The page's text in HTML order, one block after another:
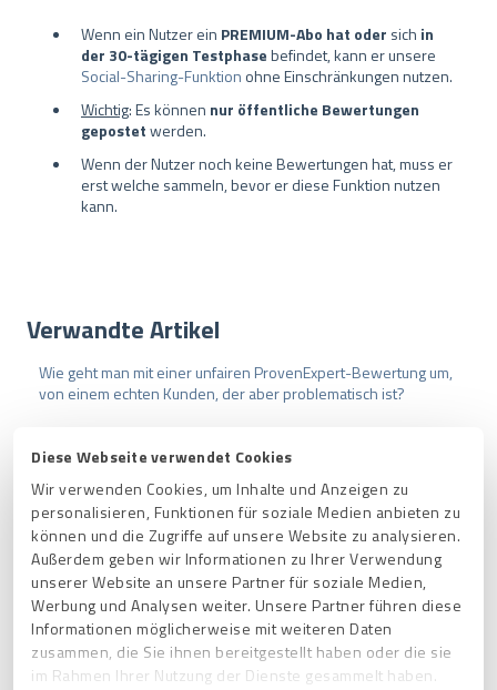
Diese Webseite verwendet Cookies
Wir verwenden Cookies, um Inhalte und Anzeigen zu
personalisieren, Funktionen für soziale Medien anbieten zu
können und die Zugriffe auf unsere Website zu analysieren.
Außerdem geben wir Informationen zu Ihrer Verwendung
unserer Website an unsere Partner für soziale Medien,
Werbung und Analysen weiter. Unsere Partner führen diese
Informationen möglicherweise mit weiteren Daten
zusammen, die Sie ihnen bereitgestellt haben oder die sie
im Rahmen Ihrer Nutzung der Dienste gesammelt haben.
Wenn ein Nutzer ein PREMIUM-Abo hat oder sich in
der 30-tägigen Testphasebefindet, kann er unsere
Social-Sharing-Funktion ohne Einschränkungen nutzen.
Wichtig: Es können nur öffentliche Bewertungen
gepostetwerden.
Wenn der Nutzer noch keine Bewertungen hat, muss er
erst welche sammeln, bevor er diese Funktion nutzen
kann.
Verwandte Artikel
Wie geht man mit einer unfairen ProvenExpert-Bewertung um,
von einem echten Kunden, der aber problematisch ist?
um Bewertungen zu posten?
Bleibt die Verbindung zu meinem Social Media Konto intakt
wenn ich nicht mehr im ProvenExpert PREMIUM-Plan oder im
Probemonat bin?
Kann ich den mit einem Kunden nach der Bewertung
geführten Dialog veröffentlichen, um auf ProvenExpert mehr
Transparenz für die Gründe der Bewertung zu schaffen?
Können auch vorhandene Bewertungen zu ProvenExpert
hinzugefügt werden?